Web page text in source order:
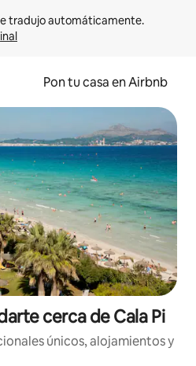
Pon tu casa en Airbnb
cerca de Cala Pi
únicos, alojamientos y